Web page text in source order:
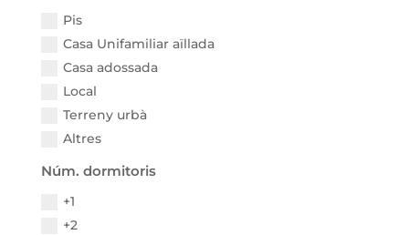
Pis
Casa Unifamiliar aïllada
Casa adossada
Local
Terreny urbà
Altres
Núm. dormitoris
+1
+2